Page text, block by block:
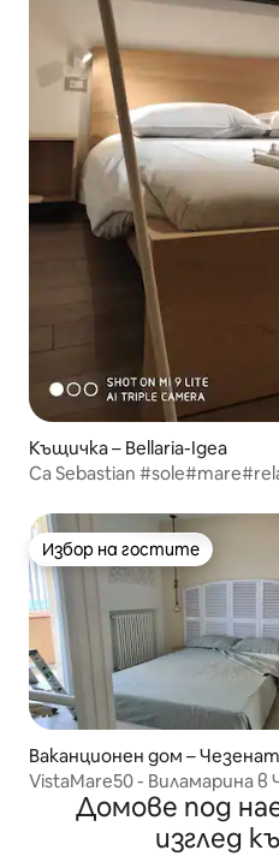
Къщичка – Bellaria-Igea
Ca Sebastian
Избор на гостите
Избор на гостите
Ваканционен дом –
VistaMare50 - Виламарина в
Домове под
изглед